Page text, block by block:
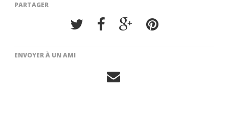
PARTAGER
ENVOYER À UN AMI